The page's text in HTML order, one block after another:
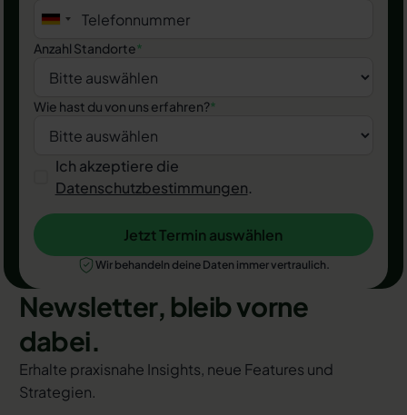
Anzahl Standorte*
Wie hast du von uns erfahren?*
Ich akzeptiere die
Datenschutzbestimmungen.
Jetzt Termin auswählen
Jetzt Termin auswählen
Wir behandeln deine Daten immer vertraulich.
Newsletter, bleib vorne
dabei.
Erhalte praxisnahe Insights, neue Features und
Strategien.